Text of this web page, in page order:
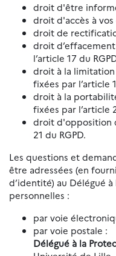
droit d'être
droit d'accès à vos
droit de
droit
l’article 17 du
droit à la
fixées par l’article
droit à la
fixées par l’article
droit d'opposition
21 du RGPD.
Les questions et
être adressées (en
d’identité) au Délégué
personnelles :
par voie
par voie postale :
Délégué à la